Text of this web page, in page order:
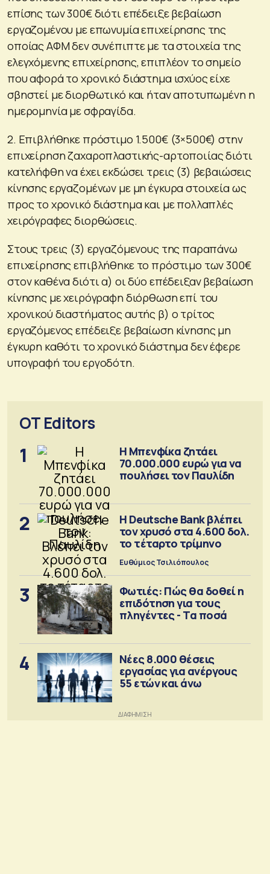
επίσης των 300€ διότι επέδειξε βεβαίωση
εργαζομένου με επωνυμία επιχείρησης της
οποίας ΑΦΜ δεν συνέπιπτε με τα στοιχεία της
ελεγχόμενης επιχείρησης, επιπλέον το σημείο
που αφορά το χρονικό διάστημα ισχύος είχε
σβηστεί με διορθωτικό και ήταν αποτυπωμένη η
ημερομηνία με σφραγίδα.
2. Επιβλήθηκε πρόστιμο 1.500€ (3×500€) στην
επιχείρηση ζαχαροπλαστικής-αρτοποιίας διότι
κατελήφθη να έχει εκδώσει τρεις (3) βεβαιώσεις
κίνησης εργαζομένων με μη έγκυρα στοιχεία ως
προς το χρονικό διάστημα και με πολλαπλές
χειρόγραφες διορθώσεις.
Στους τρεις (3) εργαζόμενους της παραπάνω
επιχείρησης επιβλήθηκε το πρόστιμο των 300€
στον καθένα διότι α) οι δύο επέδειξαν βεβαίωση
κίνησης με χειρόγραφη διόρθωση επί του
χρονικού διαστήματος αυτής β) ο τρίτος
εργαζόμενος επέδειξε βεβαίωση κίνησης μη
έγκυρη καθότι το χρονικό διάστημα δεν έφερε
υπογραφή του εργοδότη.
OT Editors
1
Η Μπενφίκα ζητάει
70.000.000 ευρώ για να
πουλήσει τον Παυλίδη
2
Η Deutsche Bank βλέπει
τον χρυσό στα 4.600 δολ.
το τέταρτο τρίμηνο
Ευθύμιος Τσιλιόπουλος
3
Φωτιές: Πώς θα δοθεί η
επιδότηση για τους
πληγέντες - Τα ποσά
4
Νέες 8.000 θέσεις
εργασίας για ανέργους
55 ετών και άνω